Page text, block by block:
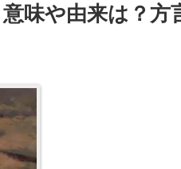
味や由来は？方